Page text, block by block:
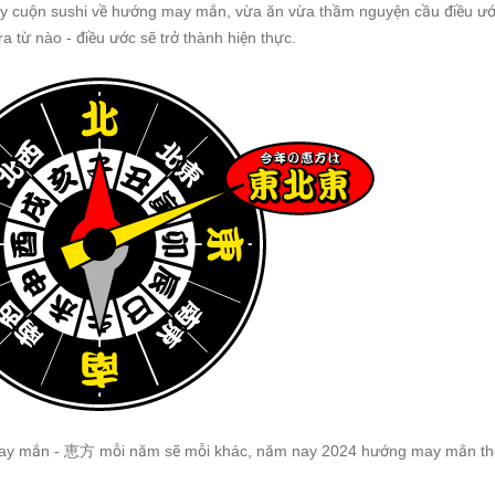
cuộn sushi về hướng may mắn, vừa ăn vừa thầm nguyện cầu điều
từ nào - điều ước sẽ trở thành hiện thực.
mắn - 恵方 mỗi năm sẽ mỗi khác, năm nay 2024 hướng may